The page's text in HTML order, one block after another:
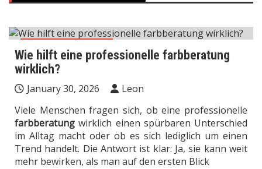
Mode & Einkaufen
Wie hilft eine professionelle farbberatung
wirklich?
January 30, 2026
Leon
Viele Menschen fragen sich, ob eine professionelle
farbberatung wirklich einen spürbaren Unterschied
im Alltag macht oder ob es sich lediglich um einen
Trend handelt. Die Antwort ist klar: Ja, sie kann weit
mehr bewirken, als man auf den ersten Blick